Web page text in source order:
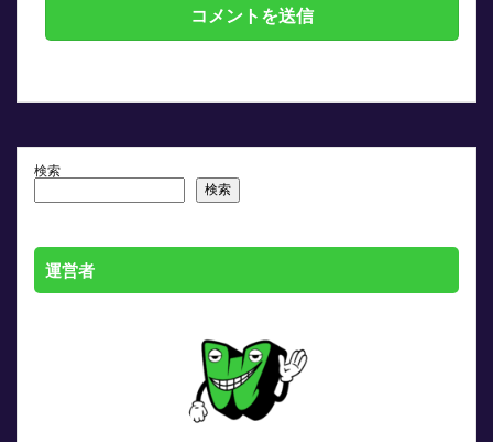
検索
検索
運営者